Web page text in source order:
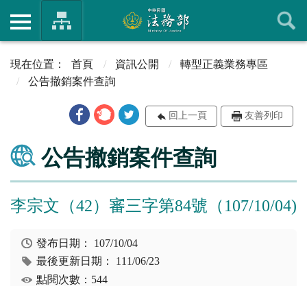
首頁 資訊公開
轉型正義業務專區
公告撤銷案件查詢
回上一頁 友善列印
公告撤銷案件查詢
李宗文（42）審三字第84號（107/10/04)
發布日期： 107/10/04
最後更新日期： 111/06/23
點閱次數：544